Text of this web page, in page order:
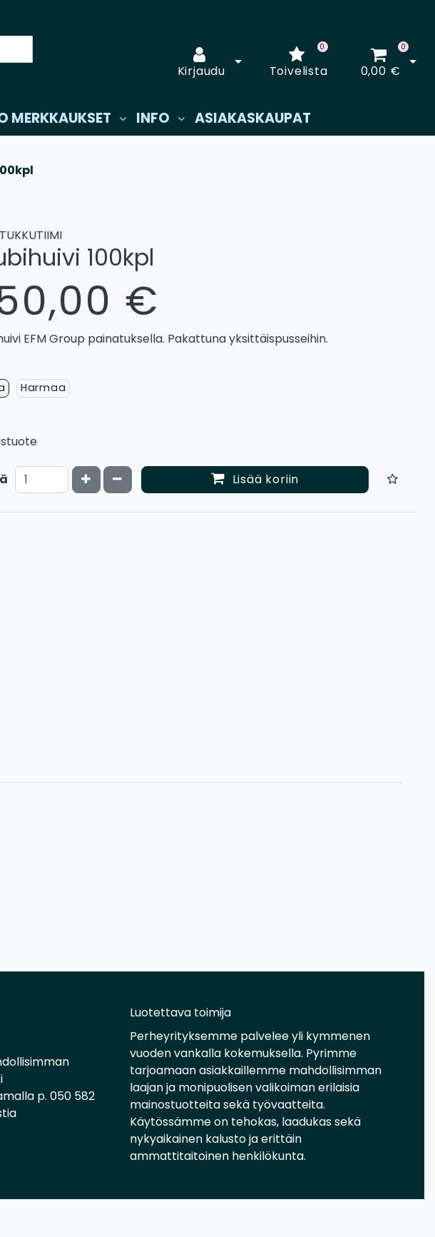
Kirjaudu
Avaa kirjautuminen
Toivelista
0 0
0,00 €
MERKKAUKSET INFO ASIAKASKAUPAT
100kpl
€
EFM Group painatuksella. Pakattuna yksittäispusseihin.
Harmaa
Kasvata määrää
Vähennä määrää Lisää koriin
p. 050 582
Luotettava toimija
Perheyrityksemme palvelee yli kymmenen
vuoden vankalla kokemuksella. Pyrimme
tarjoamaan asiakkaillemme mahdollisimman
laajan ja monipuolisen valikoiman erilaisia
mainostuotteita sekä työvaatteita.
Käytössämme on tehokas, laadukas sekä
nykyaikainen kalusto ja erittäin
ammattitaitoinen henkilökunta.